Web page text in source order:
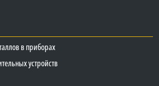
в приборах
устройств